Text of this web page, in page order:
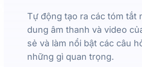
Tự động tạo ra các tóm tắt
dung âm thanh và video
sẻ và làm nổi bật các câu
những gì quan trọng.